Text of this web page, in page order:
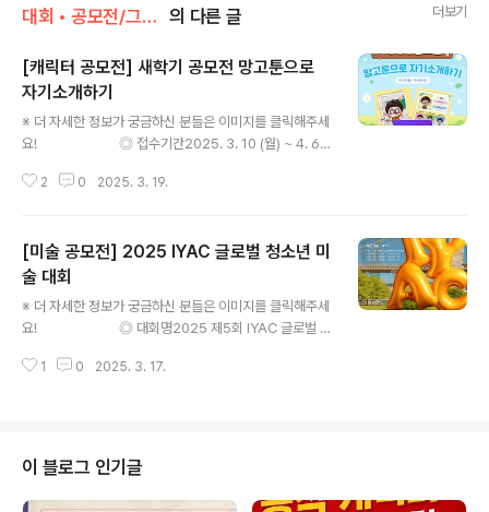
대회 • 공모전/그림 • 미술 • 디자인 • 웹툰. 의 다른 글 더보기
[캐릭터 공모전] 새학기 공모전 망고툰으로
자기소개하기
※ 더 자세한 정보가 궁금하신 분들은 이미지를 클릭해주세
요! ◎ 접수기간2025. 3. 10 (월) ~ 4. 6
생- 작품 제출의 경우 학부모/선생님이 대신 제출할 수 있
com/file/d/1XiEivEucpUkGeEmeuF3P5zfYkF508
ULi/view ◎ 내용망고툰으로 나만의 자기소개를 만들어
보세요!아래 템플릿을 사용해 자기소개를 만들고 제출하
면,우수작 중 추첨을 통해 CU 모바일 상품권 3,000원권
2 0 2025. 3. 19.
[미술 공모전] 2025 IYAC 글로벌 청소년 미
술 대회
※ 더 자세한 정보가 궁금하신 분들은 이미지를 클릭해주세
요! ◎ 대회명2025 제5회 IYAC 글로벌 청
하 청소년 ◎ 접수기간얼리 버드 : 2025. 02. 03 (월) - 0
디로 여러 작품 출품 가능 (1인 최대 출품 제한 없음) ◎ 심
사 결과 발표1차 - 2025년 06월 26일 / 최종 - 2025년
7월 22일 ◎ 참가 작품 부문그림 작품 (재료 제한 없음 /
1 0 2025. 3. 17.
이 블로그 인기글